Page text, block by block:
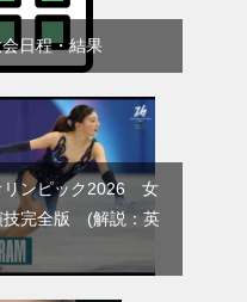
日程・結果
リンピック2026 女
技完全版 (解説：英